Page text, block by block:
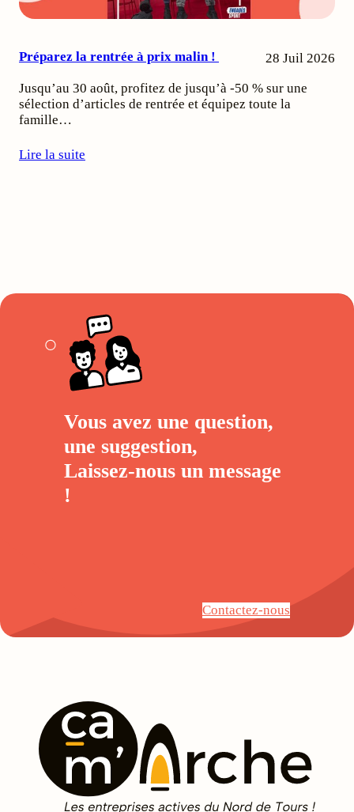
Préparez la rentrée à prix malin ! 28 Juil 2026
Jusqu’au 30 août, profitez de jusqu’à -50 % sur une
sélection d’articles de rentrée et équipez toute la
famille…
Lire la suite
Vous avez une question,
une suggestion,
Laissez-nous un message
!
Contactez-nous